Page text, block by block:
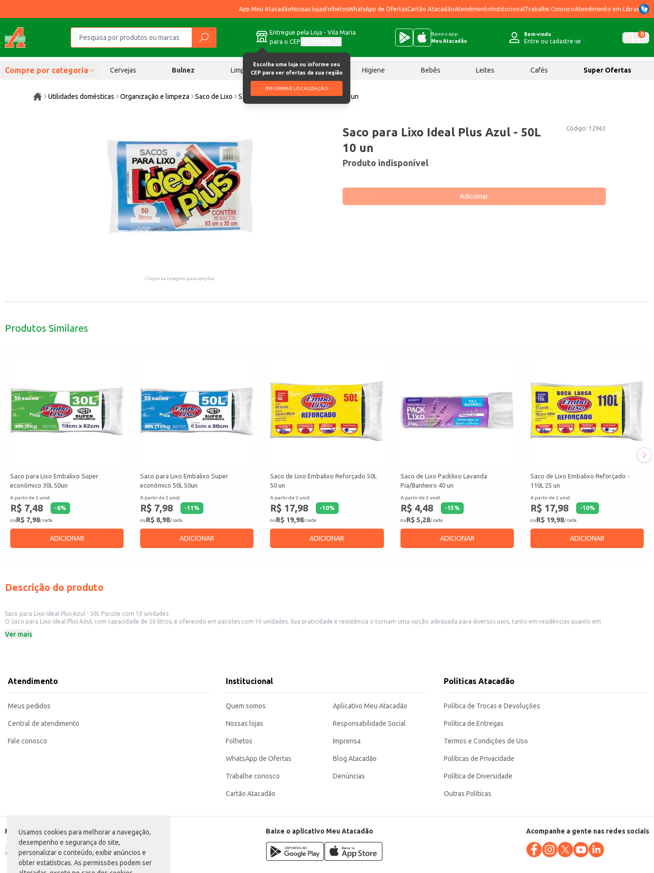
Usamos cookies para melhorar a navegação,
desempenho e segurança do site,
personalizar o conteúdo, exibir anúncios e
obter estatísticas. As permissões podem ser
App Meu AtacadãoNossas lojasFolhetosWhatsApp de OfertasCartão AtacadãoAtendimentoInstitucional Trabalhe ConoscoAtendimento em Libras
Entregue pela Loja - Vila Maria
para o CEP
Escolha uma loja ou informe seu
CEP para ver ofertas da sua região
INFORMAR LOCALIZAÇÃO
Baixe o app
Meu Atacadão
Bem-vindo
Entre ou cadastre-se
0
Compre por categoria Cervejas Bulnez Limpeza Chocolates Higiene Bebês Leites Cafés Super Ofertas
Utilidades domésticas Organização e limpeza Saco de Lixo Saco para Lixo Ideal Plus Azul 50L 10 un
Clique na imagem para ampliar.
Código: 12963
Saco para Lixo Ideal Plus Azul - 50L
10 un
Produto indisponível
Adicionar
Produtos Similares
Saco para Lixo Embalixo Super
econômico 30L 50un
A partir de 2 unid.
R$ 7,48 -6%
ouR$ 7,98/ cada
ADICIONAR
Saco para Lixo Embalixo Super
econômico 50L 50un
A partir de 2 unid.
R$ 7,98 -11 %
ouR$ 8,98/ cada
ADICIONAR
Saco de Lixo Embalixo Reforçado 50L
50 un
A partir de 2 unid.
R$ 17,98 -10%
ouR$ 19,98/ cada
ADICIONAR
Saco de Lixo Packlixo Lavanda
Pia/Banheiro 40 un
A partir de 2 unid.
R$ 4,48 -15%
ouR$ 5,28/ cada
ADICIONAR
Saco de Lixo Embalixo Reforçado -
110L 25 un
A partir de 2 unid.
R$ 17,98 -10%
ouR$ 19,98/ cada
ADICIONAR
Descrição do produto
Saco para Lixo Ideal Plus Azul - 50L Pacote com 10 unidades
O Saco para Lixo Ideal Plus Azul, com capacidade de 50 litros, é oferecido em pacotes com 10 unidades. Sua praticidade e resistência o tornam uma opção adequada para diversos usos, tanto em residências quanto em
Dicas de Uso:
A escolha do Saco para Lixo Ideal Plus Azul representa uma solução eficiente e prática para a gestão de resíduos, atendendo às necessidades de diversos tipos de clientes, desde consumidores residenciais até estabelecimentos
comerciais. Sua resistência e tamanho garantem um uso confiável e duradouro.
Marca: Ideal Plus
Categoria: Saco de Lixo
EAN: 7896079615145
Ver mais
Atendimento
Meus pedidos
Central de atendimento
Fale conosco
Institucional
Quem somos
Nossas lojas
Folhetos
WhatsApp de Ofertas
Trabalhe conosco
Cartão Atacadão
Aplicativo Meu Atacadão
Responsabilidade Social
Imprensa
Blog Atacadão
Denúncias
Políticas Atacadão
Política de Trocas e Devoluções
Política de Entregas
Termos e Condições de Uso
Políticas de Privacidade
Política de Diversidade
Outras Políticas
Formas de pagamento Baixe o aplicativo Meu Atacadão Acompanhe a gente nas redes sociais